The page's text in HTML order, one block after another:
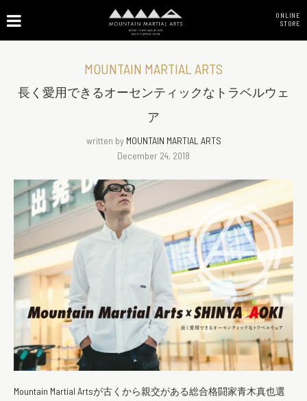
ONLINE
STORE
MOUNTAIN MARTIAL ARTS
長く愛用できるオーセンティックなトラベルウェ
ア
written by MOUNTAIN MARTIAL ARTS
December 24, 2018
Mountain Martial Artsが古くから親交がある総合格闘家青木真也選